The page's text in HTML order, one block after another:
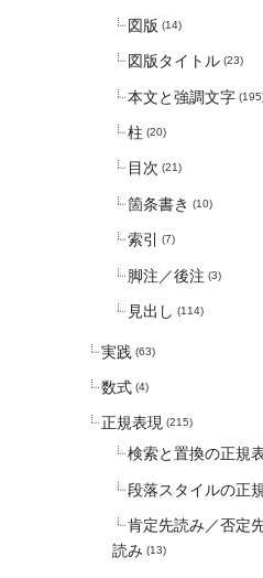
図版 (14)
図版タイトル (23)
本文と強調文字
柱 (20)
目次 (21)
箇条書き (10)
索引 (7)
脚注／後注 (3)
見出し (114)
実践 (63)
数式 (4)
正規表現 (215)
検索と置換の正規
段落スタイルの正
肯定先読み／否定
読み (13)